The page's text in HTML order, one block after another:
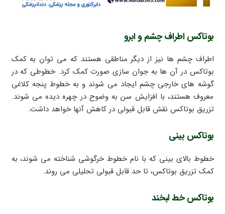
بوتاکس اطراف چشم و ابرو
اطراف چشم ها نیز از دیگر مناطقی هستند که می توان به کمک
بوتاکس در آن ها به جوان سازی صورت کمک کرد. خطوطی که در
گوشه های خارجی چشم ایجاد می شوند و به خطوط پنجه کلاغی
معروف هستند، با افزایش سن به وضوح در چهره دیده می شوند.
تزریق بوتاکس نقش قابل قبولی در کاهش آنها خواهد داشت.
بوتاکس بینی
خطوط بالای بینی که با نام خطوط خرگوشی شناخته می شوند، به
کمک تزریق بوتاکس، تا حد قابل قبولی تحلیلی می روند.
بوتاکس خط لبخند